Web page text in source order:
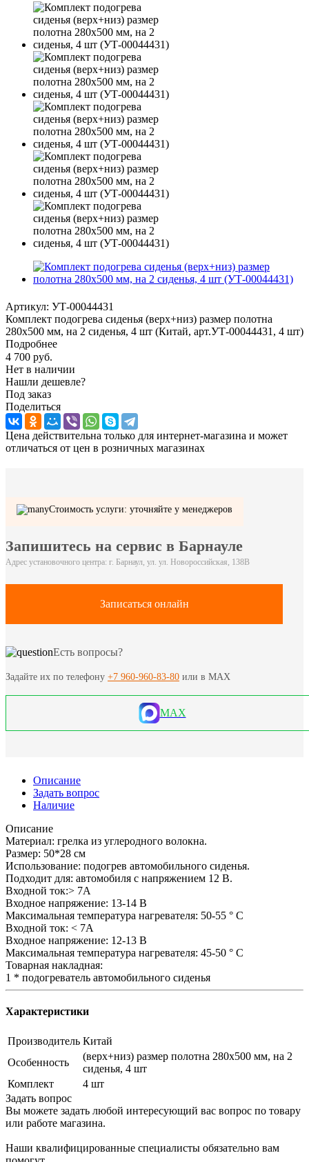
Артикул: УТ-00044431
Комплект подогрева сиденья (верх+низ) размер полотна
280х500 мм, на 2 сиденья, 4 шт (Китай, арт.УТ-00044431, 4 шт)
Подробнее
4 700 руб.
Нет в наличии
Нашли дешевле?
Под заказ
Поделиться
Цена действительна только для интернет-магазина и может
отличаться от цен в розничных магазинах
Стоимость услуги: уточняйте у менеджеров
Запишитесь на сервис в Барнауле
Адрес установочного центра: г. Барнаул, ул. ул. Новороссийская, 138В
Записаться онлайн
Есть вопросы?
Задайте их по телефону +7 960-960-83-80 или в MAX
MAX
Описание
Задать вопрос
Наличие
Описание
Материал: грелка из углеродного волокна.
Размер: 50*28 см
Использование: подогрев автомобильного сиденья.
Подходит для: автомобиля с напряжением 12 В.
Входной ток:> 7А
Входное напряжение: 13-14 В
Максимальная температура нагревателя: 50-55 ° C
Входной ток: < 7А
Входное напряжение: 12-13 В
Максимальная температура нагревателя: 45-50 ° C
Товарная накладная:
1 * подогреватель автомобильного сиденья
Характеристики
Производитель Китай
Особенность
(верх+низ) размер полотна 280х500 мм, на 2
сиденья, 4 шт
Комплект
4 шт
Задать вопрос
Вы можете задать любой интересующий вас вопрос по товару
или работе магазина.
Наши квалифицированные специалисты обязательно вам